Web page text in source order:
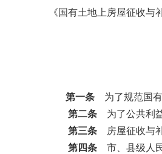
《国有土地上房屋征收
第一条 为了规范国有
第二条 为了公共利
第三条 房屋征收与
第四条 市、县级人